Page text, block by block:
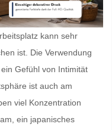
kann sehr
ist. Die Verwendung
Gefühl von Intimität
ist auch am
viel Konzentration
ein japanisches